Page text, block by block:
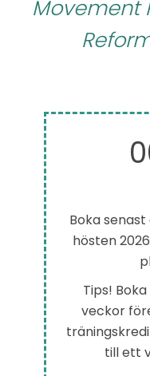
Movement
Boka senast
hösten
Tips!
veckor
till ett